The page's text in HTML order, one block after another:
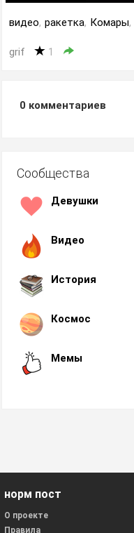
видео, ракетка, Комары,
grif 1
0 комментариев
Сообщества
Девушки
Видео
История
Космос
Мемы
норм пост
О проекте
Правила